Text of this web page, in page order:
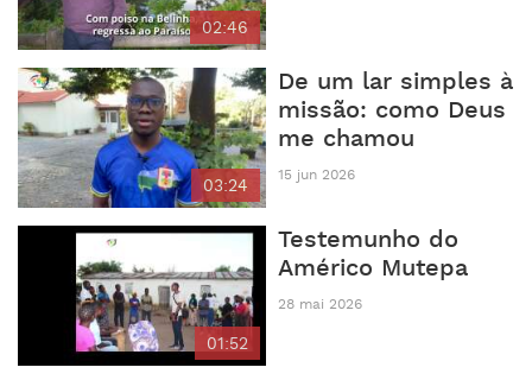
02:46
03:24
De um lar simples à
missão: como Deus
me chamou
15 jun 2026
01:52
Testemunho do
Américo Mutepa
28 mai 2026